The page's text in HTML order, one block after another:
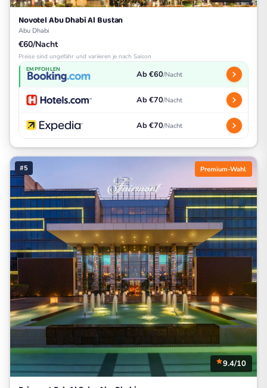
Novotel Abu Dhabi Al Bustan
Abu Dhabi
€60/Nacht
Preise sind ungefähr und variieren je nach Saison
EMPFOHLEN Ab €60/Nacht
Ab €70/Nacht
Ab €70/Nacht
#5 Premium-Wahl
9.4/10